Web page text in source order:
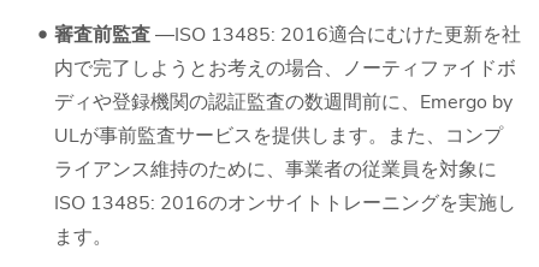
審査前監査 ―ISO 13485: 2016適合にむけた更新を社
内で完了しようとお考えの場合、ノーティファイドボ
ディや登録機関の認証監査の数週間前に、Emergo by
ULが事前監査サービスを提供します。また、コンプ
ライアンス維持のために、事業者の従業員を対象に
ISO 13485: 2016のオンサイトトレーニングを実施し
ます。